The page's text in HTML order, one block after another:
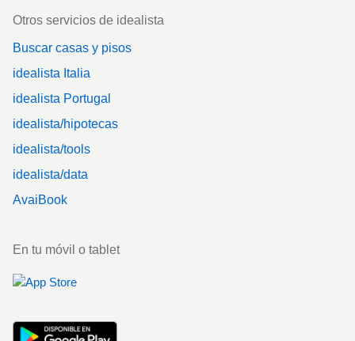
Otros servicios de idealista
Buscar casas y pisos
idealista Italia
idealista Portugal
idealista/hipotecas
idealista/tools
idealista/data
AvaiBook
En tu móvil o tablet